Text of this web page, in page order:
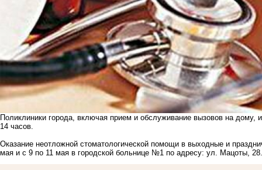
Поликлиники города, включая прием и обслуживание вызовов на дому,
14 часов.
Оказание неотложной стоматологической помощи в выходные и
мая и с 9 по 11 мая в городской больнице №1 по адресу: ул. Мацоты, 28.